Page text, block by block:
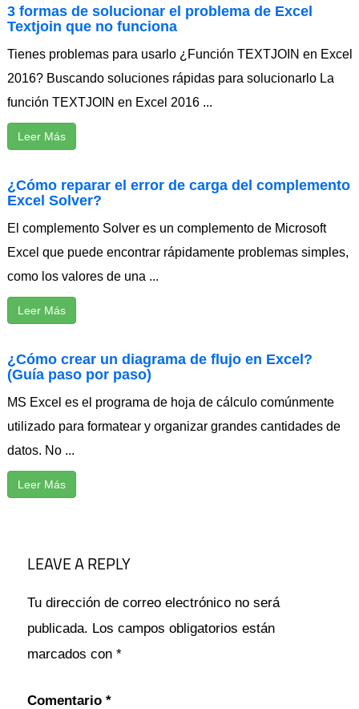
3 formas de solucionar el problema de Excel
Textjoin que no funciona
Tienes problemas para usarlo ¿Función TEXTJOIN en Excel
2016? Buscando soluciones rápidas para solucionarlo La
función TEXTJOIN en Excel 2016 ...
Leer Más
¿Cómo reparar el error de carga del complemento
Excel Solver?
El complemento Solver es un complemento de Microsoft
Excel que puede encontrar rápidamente problemas simples,
como los valores de una ...
Leer Más
¿Cómo crear un diagrama de flujo en Excel?
(Guía paso por paso)
MS Excel es el programa de hoja de cálculo comúnmente
utilizado para formatear y organizar grandes cantidades de
datos. No ...
Leer Más
CORREGIR
ERROR
LEAVE A REPLY
Tu dirección de correo electrónico no será
publicada. Los campos obligatorios están
marcados con *
Comentario *